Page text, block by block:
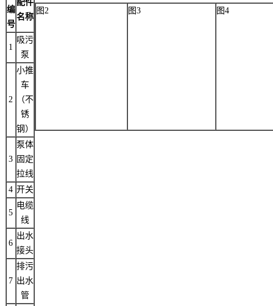
编
号
配件
名称
图2 图3 图4
1
吸污
泵
2
小推
车
（不
锈
钢）
3
泵体
固定
拉线
4 开关
5
电缆
线
6
出水
接头
7
排污
出水
管